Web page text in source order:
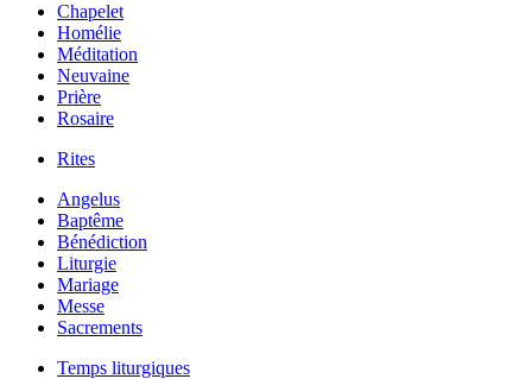
Chapelet
Homélie
Méditation
Neuvaine
Prière
Rosaire
Rites
Angelus
Baptême
Bénédiction
Liturgie
Mariage
Messe
Sacrements
Temps liturgiques